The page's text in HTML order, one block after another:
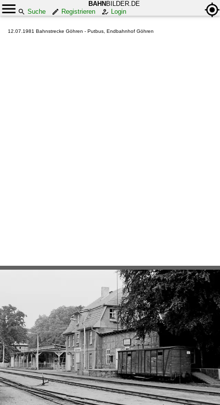
BAHN BILDER.DE
Suche
Registrieren Login
12.07.1981 Bahnstrecke Göhren - Putbus, Endbahnhof Göhren